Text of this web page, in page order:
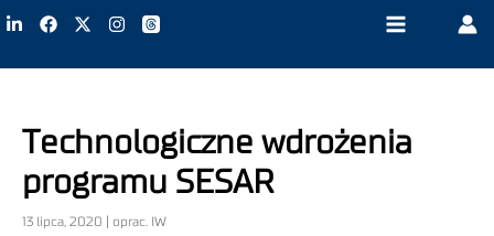
Technologiczne wdrożenia
programu SESAR
13 lipca, 2020 | oprac. IW